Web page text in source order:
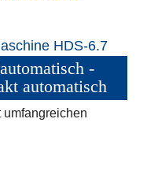
-
automatisch
umfangreichen